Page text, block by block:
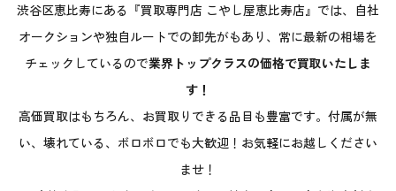
渋谷区恵比寿にある『買取専門店 こやし屋恵比寿店』では、自社
オークションや独自ルートでの卸先がもあり、常に最新の相場を
チェックしているので業界トップクラスの価格で買取いたしま
す！
高価買取はもちろん、お買取りできる品目も豊富です。付属が無
い、壊れている、ボロボロでも大歓迎！お気軽にお越しください
ませ！